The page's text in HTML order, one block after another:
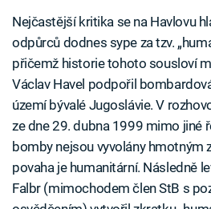
Nejčastější kritika se na Havlovu
odpůrců dodnes sype za tzv.
přičemž historie tohoto sousloví
Václav Havel podpořil
území bývalé Jugoslávie. V
ze dne 29. dubna 1999 mimo jiné
bomby nejsou vyvolány hmotným
povaha je humanitární. Následně
Falbr (mimochodem člen StB s